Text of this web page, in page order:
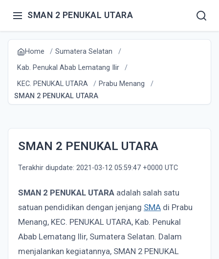
SMAN 2 PENUKAL UTARA
Home
Sumatera Selatan
Kab. Penukal Abab Lematang Ilir
KEC. PENUKAL UTARA
Prabu Menang
SMAN 2 PENUKAL UTARA
SMAN 2 PENUKAL UTARA
Terakhir diupdate: 2021-03-12 05:59:47 +0000 UTC
SMAN 2 PENUKAL UTARA adalah salah satu
satuan pendidikan dengan jenjang SMA di Prabu
Menang, KEC. PENUKAL UTARA, Kab. Penukal
Abab Lematang Ilir, Sumatera Selatan. Dalam
menjalankan kegiatannya, SMAN 2 PENUKAL